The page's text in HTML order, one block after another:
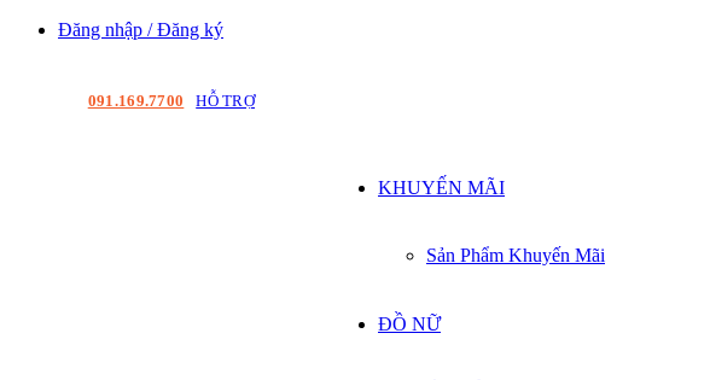
Đăng nhập / Đăng ký
091.169.7700 |HỖ TRỢ
KHUYẾN MÃI
Sản Phẩm Khuyến Mãi
ĐỒ NỮ